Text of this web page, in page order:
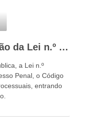
COMUNICADO | Publicação da Lei n.º 34/2026: um dia de luto para a advocacia portuguesa e para o Estado de Direito
a Lei n.º
Penal, o Código
entrando